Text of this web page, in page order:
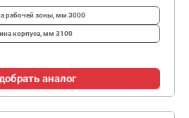
рабочей зоны, мм 3000
корпуса, мм 3100
аналог